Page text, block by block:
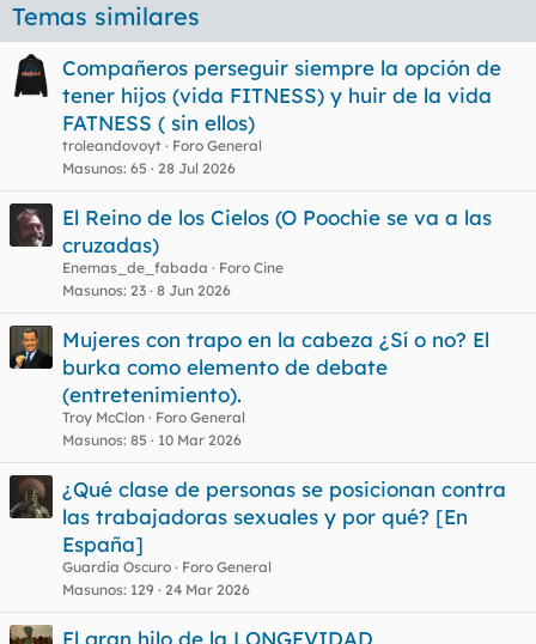
e
t
a
Temas similares
Compañeros perseguir siempre la opción de
tener hijos (vida FITNESS) y huir de la vida
FATNESS ( sin ellos)
troleandovoyt
Foro General
Masunos 65 28 Jul 2026
El Reino de los Cielos (O Poochie se va a las
cruzadas)
Enemas_de_fabada
Foro Cine
Masunos 23 8 Jun 2026
Mujeres con trapo en la cabeza ¿Sí o no? El
burka como elemento de debate
(entretenimiento).
Troy McClon
Foro General
Masunos 85 10 Mar 2026
¿Qué clase de personas se posicionan contra
las trabajadoras sexuales y por qué? [En
España]
Guardia Oscuro
Foro General
Masunos 129 24 Mar 2026
El gran hilo de la LONGEVIDAD